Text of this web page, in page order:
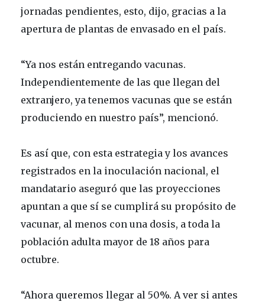
jornadas pendientes, esto, dijo, gracias a la
apertura de plantas de envasado en el país.
“Ya nos están entregando vacunas.
Independientemente de las que llegan del
extranjero, ya tenemos vacunas que se están
produciendo en nuestro país”, mencionó.
Es así que, con esta estrategia y los avances
registrados en la inoculación nacional, el
mandatario aseguró que las proyecciones
apuntan a que sí se cumplirá su propósito de
vacunar, al menos con una dosis, a toda la
población adulta mayor de 18 años para
octubre.
“Ahora queremos llegar al 50%. A ver si antes